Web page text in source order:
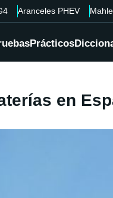
Aranceles PHEV Mahle
Prácticos
en